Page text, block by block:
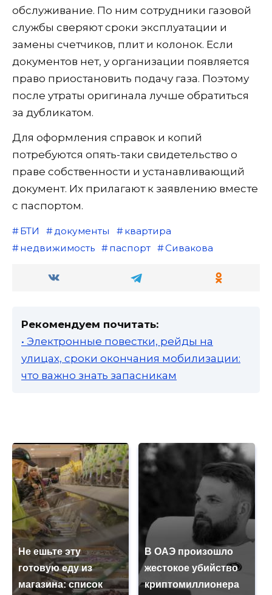
обслуживание. По ним сотрудники газовой
службы сверяют сроки эксплуатации и
замены счетчиков, плит и колонок. Если
документов нет, у организации появляется
право приостановить подачу газа. Поэтому
после утраты оригинала лучше обратиться
за дубликатом.
Для оформления справок и копий
потребуются опять-таки свидетельство о
праве собственности и устанавливающий
документ. Их прилагают к заявлению вместе
с паспортом.
БТИ документы
квартира
недвижимость
паспорт Сивакова
Рекомендуем почитать:
• Электронные повестки, рейды на
улицах, сроки окончания мобилизации:
что важно знать запасникам
Не ешьте эту
готовую еду из
магазина: список
В ОАЭ произошло
жестокое убийство
криптомиллионера